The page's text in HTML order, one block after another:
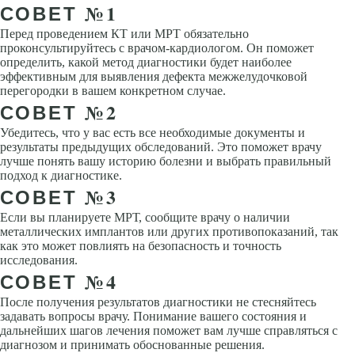
СОВЕТ №1
Перед проведением КТ или МРТ обязательно
проконсультируйтесь с врачом-кардиологом. Он поможет
определить, какой метод диагностики будет наиболее
эффективным для выявления дефекта межжелудочковой
перегородки в вашем конкретном случае.
СОВЕТ №2
Убедитесь, что у вас есть все необходимые документы и
результаты предыдущих обследований. Это поможет врачу
лучше понять вашу историю болезни и выбрать правильный
подход к диагностике.
СОВЕТ №3
Если вы планируете МРТ, сообщите врачу о наличии
металлических имплантов или других противопоказаний, так
как это может повлиять на безопасность и точность
исследования.
СОВЕТ №4
После получения результатов диагностики не стесняйтесь
задавать вопросы врачу. Понимание вашего состояния и
дальнейших шагов лечения поможет вам лучше справляться с
диагнозом и принимать обоснованные решения.